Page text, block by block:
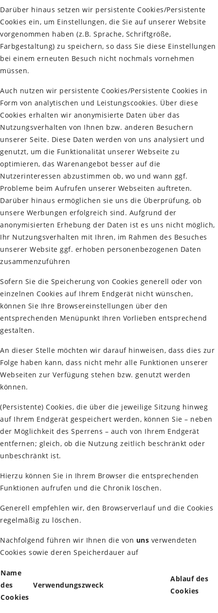
Darüber hinaus setzen wir persistente Cookies/Persistente
Cookies ein, um Einstellungen, die Sie auf unserer Website
vorgenommen haben (z.B. Sprache, Schriftgröße,
Farbgestaltung) zu speichern, so dass Sie diese Einstellungen
bei einem erneuten Besuch nicht nochmals vornehmen
müssen.
Auch nutzen wir persistente Cookies/Persistente Cookies in
Form von analytischen und Leistungscookies. Über diese
Cookies erhalten wir anonymisierte Daten über das
Nutzungsverhalten von Ihnen bzw. anderen Besuchern
unserer Seite. Diese Daten werden von uns analysiert und
genutzt, um die Funktionalität unserer Webseite zu
optimieren, das Warenangebot besser auf die
Nutzerinteressen abzustimmen ob, wo und wann ggf.
Probleme beim Aufrufen unserer Webseiten auftreten.
Darüber hinaus ermöglichen sie uns die Überprüfung, ob
unsere Werbungen erfolgreich sind. Aufgrund der
anonymisierten Erhebung der Daten ist es uns nicht möglich,
Ihr Nutzungsverhalten mit Ihren, im Rahmen des Besuches
unserer Website ggf. erhoben personenbezogenen Daten
zusammenzuführen
Sofern Sie die Speicherung von Cookies generell oder von
einzelnen Cookies auf Ihrem Endgerät nicht wünschen,
können Sie Ihre Browsereinstellungen über den
entsprechenden Menüpunkt Ihren Vorlieben entsprechend
gestalten.
An dieser Stelle möchten wir darauf hinweisen, dass dies zur
Folge haben kann, dass nicht mehr alle Funktionen unserer
Webseiten zur Verfügung stehen bzw. genutzt werden
können.
(Persistente) Cookies, die über die jeweilige Sitzung hinweg
auf Ihrem Endgerät gespeichert werden, können Sie – neben
der Möglichkeit des Sperrens – auch von Ihrem Endgerät
entfernen; gleich, ob die Nutzung zeitlich beschränkt oder
unbeschränkt ist.
Hierzu können Sie in Ihrem Browser die entsprechenden
Funktionen aufrufen und die Chronik löschen.
Generell empfehlen wir, den Browserverlauf und die Cookies
regelmäßig zu löschen.
Nachfolgend führen wir Ihnen die von uns verwendeten
Cookies sowie deren Speicherdauer auf
Name
des
Cookies
Verwendungszweck
Ablauf des
Cookies